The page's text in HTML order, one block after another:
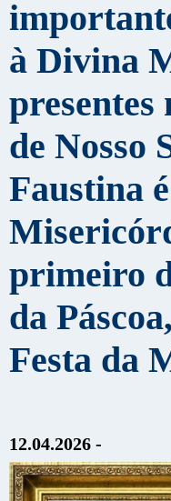
à Divina
presentes
de Nosso
Faustina
primeiro
da
Festa da
12.04.2026 -